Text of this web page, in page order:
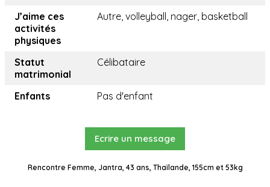
J’aime ces
activités
physiques
Autre, volleyball, nager, basketball
Statut
matrimonial
Célibataire
Enfants Pas d'enfant
Ecrire un message
Rencontre Femme, Jantra, 43 ans, Thaïlande, 155cm et 53kg